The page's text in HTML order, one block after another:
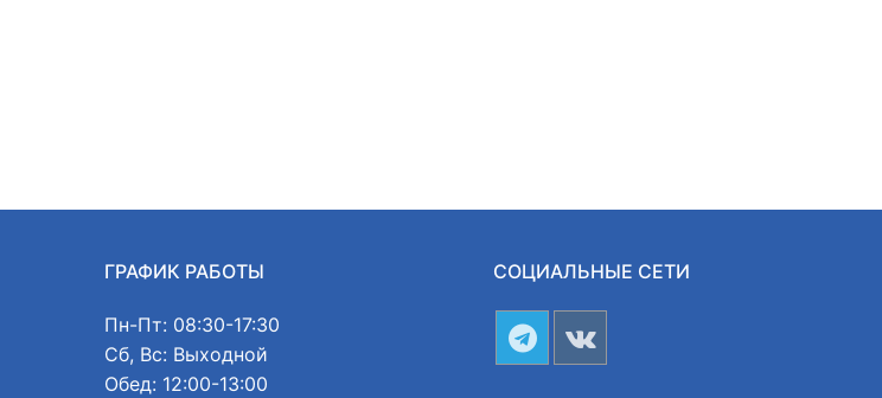
ГРАФИК РАБОТЫ
Пн-Пт: 08:30-17:30
Сб, Вс: Выходной
Обед: 12:00-13:00
СОЦИАЛЬНЫЕ СЕТИ